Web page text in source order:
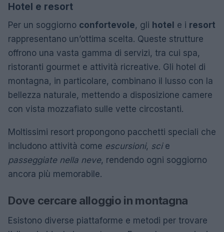
Hotel e resort
Per un soggiorno confortevole, gli hotel e i resort
rappresentano un’ottima scelta. Queste strutture
offrono una vasta gamma di servizi, tra cui spa,
ristoranti gourmet e attività ricreative. Gli hotel di
montagna, in particolare, combinano il lusso con la
bellezza naturale, mettendo a disposizione camere
con vista mozzafiato sulle vette circostanti.
Moltissimi resort propongono pacchetti speciali che
includono attività come escursioni, scie
passeggiate nella neve, rendendo ogni soggiorno
ancora più memorabile.
Dove cercare alloggio in montagna
Esistono diverse piattaforme e metodi per trovare